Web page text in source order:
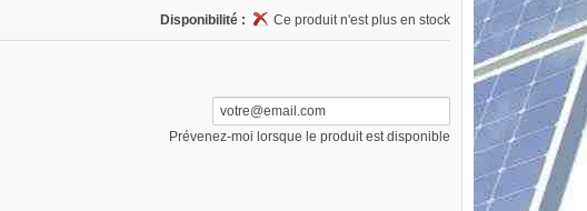
Disponibilité :
Ce produit n'est plus en stock
Prévenez-moi lorsque le produit est disponible